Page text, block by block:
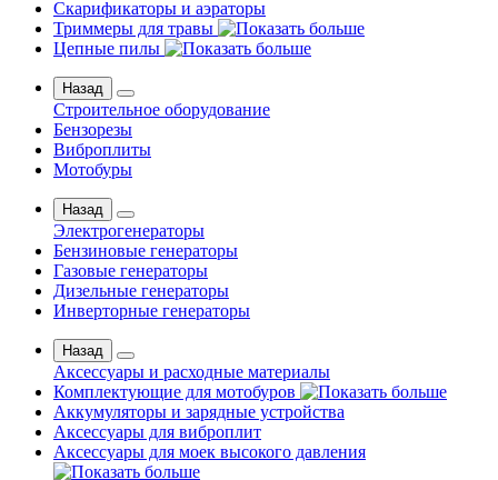
Скарификаторы и аэраторы
Триммеры для травы
Цепные пилы
Назад
Строительное оборудование
Бензорезы
Виброплиты
Мотобуры
Назад
Электрогенераторы
Бензиновые генераторы
Газовые генераторы
Дизельные генераторы
Инверторные генераторы
Назад
Аксессуары и расходные материалы
Комплектующие для мотобуров
Аккумуляторы и зарядные устройства
Аксессуары для виброплит
Аксессуары для моек высокого давления